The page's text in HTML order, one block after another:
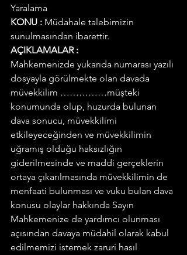
Yaralama
KONU : Müdahale talebimizin
sunulmasından ibarettir.
AÇIKLAMALAR :
Mahkemenizde yukarıda numarası yazılı
dosyayla görülmekte olan davada
müvekkilim ……………müşteki
konumunda olup, huzurda bulunan
dava sonucu, müvekkilimi
etkileyeceğinden ve müvekkilimin
uğramış olduğu haksızlığın
giderilmesinde ve maddi gerçeklerin
ortaya çıkarılmasında müvekkilimin de
menfaati bulunması ve vuku bulan dava
konusu olaylar hakkında Sayın
Mahkemenize de yardımcı olunması
açısından davaya müdahil olarak kabul
edilmemizi istemek zaruri hasıl